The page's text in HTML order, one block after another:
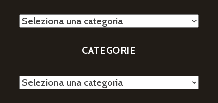
Categorie
CATEGORIE
Categorie